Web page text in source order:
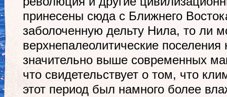
принесены сюда с Ближнего
заболоченную дельту Нила, то ли
верхнепалеолитические
значительно выше современных
что свидетельствует о том, что
этот период был намного более